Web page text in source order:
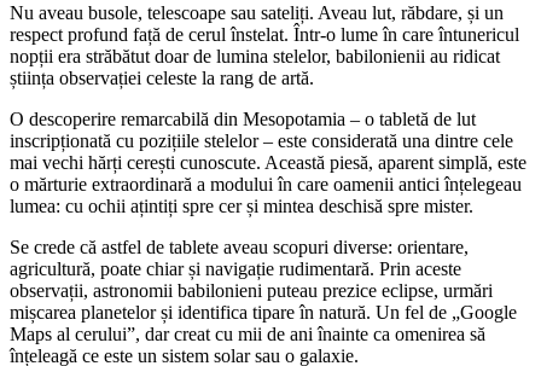
Nu aveau busole, telescoape sau sateliți. Aveau lut, răbdare, și un
respect profund față de cerul înstelat. Într-o lume în care întunericul
nopții era străbătut doar de lumina stelelor, babilonienii au ridicat
știința observației celeste la rang de artă.
O descoperire remarcabilă din Mesopotamia – o tabletă de lut
inscripționată cu pozițiile stelelor – este considerată una dintre cele
mai vechi hărți cerești cunoscute. Această piesă, aparent simplă, este
o mărturie extraordinară a modului în care oamenii antici înțelegeau
lumea: cu ochii ațintiți spre cer și mintea deschisă spre mister.
Se crede că astfel de tablete aveau scopuri diverse: orientare,
agricultură, poate chiar și navigație rudimentară. Prin aceste
observații, astronomii babilonieni puteau prezice eclipse, urmări
mișcarea planetelor și identifica tipare în natură. Un fel de „Google
Maps al cerului”, dar creat cu mii de ani înainte ca omenirea să
înțeleagă ce este un sistem solar sau o galaxie.